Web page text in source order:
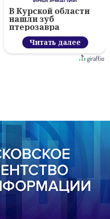
В Курской области
нашли зуб
птерозавра
Читать далее